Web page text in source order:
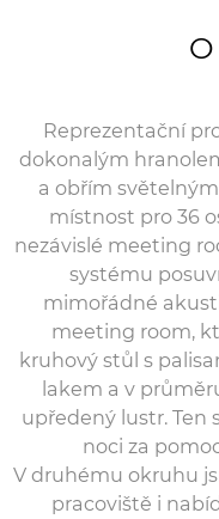
Reprezentační
dokonalým
a obřím
místnost pro 36
nezávislé meeting
systému
mimořádné
meeting room,
kruhový stůl s
lakem a v
upředený lustr. Ten
noci za
V druhému okruhu
pracoviště i